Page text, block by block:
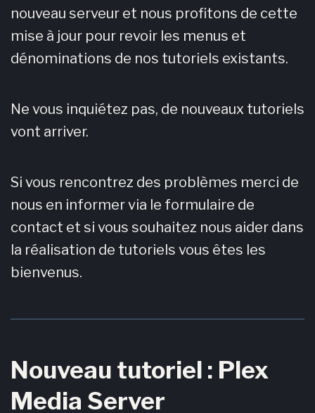
nouveau serveur et nous profitons de cette
mise à jour pour revoir les menus et
dénominations de nos tutoriels existants.
Ne vous inquiétez pas, de nouveaux tutoriels
vont arriver.
Si vous rencontrez des problèmes merci de
nous en informer via le formulaire de
contact et si vous souhaitez nous aider dans
la réalisation de tutoriels vous êtes les
bienvenus.
Nouveau tutoriel : Plex
Media Server